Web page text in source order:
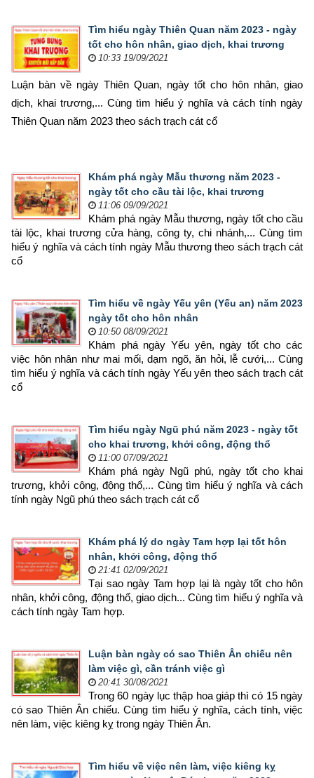
Tìm hiểu ngày Thiên Quan năm 2023 - ngày
tốt cho hôn nhân, giao dịch, khai trương
10:33 19/09/2021
Luận bàn về ngày Thiên Quan, ngày tốt cho hôn nhân, giao
dịch, khai trương,... Cùng tìm hiểu ý nghĩa và cách tính ngày
Thiên Quan năm 2023 theo sách trạch cát cổ
Khám phá ngày Mẫu thương năm 2023 -
ngày tốt cho cầu tài lộc, khai trương
11:06 09/09/2021
Khám phá ngày Mẫu thương, ngày tốt cho cầu
tài lộc, khai trương cửa hàng, công ty, chi nhánh,... Cùng tìm
hiểu ý nghĩa và cách tính ngày Mẫu thương theo sách trạch cát
cổ
Tìm hiểu về ngày Yếu yên (Yếu an) năm 2023
ngày tốt cho hôn nhân
10:50 08/09/2021
Khám phá ngày Yếu yên, ngày tốt cho các
việc hôn nhân như mai mối, dạm ngõ, ăn hỏi, lễ cưới,... Cùng
tìm hiểu ý nghĩa và cách tính ngày Yếu yên theo sách trạch cát
cổ
Tìm hiểu ngày Ngũ phú năm 2023 - ngày tốt
cho khai trương, khởi công, động thổ
11:00 07/09/2021
Khám phá ngày Ngũ phú, ngày tốt cho khai
trương, khởi công, động thổ,... Cùng tìm hiểu ý nghĩa và cách
tính ngày Ngũ phú theo sách trạch cát cổ
Khám phá lý do ngày Tam hợp lại tốt hôn
nhân, khởi công, động thổ
21:41 02/09/2021
Tại sao ngày Tam hợp lại là ngày tốt cho hôn
nhân, khởi công, động thổ, giao dịch... Cùng tìm hiểu ý nghĩa và
cách tính ngày Tam hợp.
Luận bàn ngày có sao Thiên Ân chiếu nên
làm việc gì, cần tránh việc gì
20:41 30/08/2021
Trong 60 ngày lục thập hoa giáp thì có 15 ngày
có sao Thiên Ân chiếu. Cùng tìm hiểu ý nghĩa, cách tính, việc
nên làm, việc kiêng kỵ trong ngày Thiên Ân.
Tìm hiểu về việc nên làm, việc kiêng kỵ